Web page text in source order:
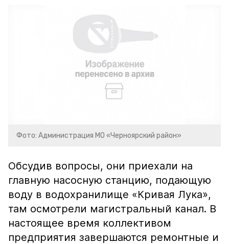
Фото: Администрация МО «Черноярский район»
Обсудив вопросы, они приехали на
главную насосную станцию, подающую
воду в водохранилище «Кривая Лука»,
там осмотрели магистральный канал. В
настоящее время коллективом
предприятия завершаются ремонтные и